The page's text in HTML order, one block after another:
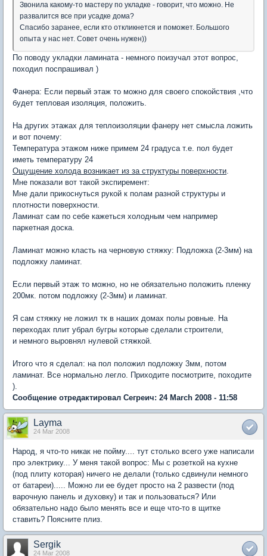
Звонила какому-то мастеру по укладке - говорит, что можно. Не
развалится все при усадке дома?
Спасибо заранее, если кто откликнется и поможет. Большого
опыта у нас нет. Совет очень нужен))
По поводу укладки ламината - немного поизучал этот вопрос,
походил поспрашивал )
Фанера: Если первый этаж то можно для своего спокойствия ,что
будет тепловая изоляция, положить.
На других этажах для теплоизоляции фанеру нет смысла ложить
и вот почему:
Температура этажом ниже примем 24 градуса т.е. пол будет
иметь температуру 24
Ощущение холода возникает из за структуры поверхности.
Мне показали вот такой экспиремент:
Мне дали прикоснуться рукой к полам разной структуры и
плотности поверхности.
Ламинат сам по себе кажеться холодным чем например
паркетная доска.
Ламинат можно класть на черновую стяжку: Подложка (2-3мм) на
подложку ламинат.
Если первый этаж то можно, но не обязательно положить пленку
200мк. потом подложку (2-3мм) и ламинат.
Я сам стяжку не ложил тк в наших домах полы ровные. На
переходах плит убрал бугры которые сделали строители,
и немного выровнял нулевой стяжкой.
Итого что я сделал: на пол положил подложку 3мм, потом
ламинат. Все нормально легло. Приходите посмотрите, походите
).
Сообщение отредактировал Сегреич: 24 March 2008 - 11:58
Layma
24 Mar 2008
Народ, я что-то никак не пойму.... тут столько всего уже написали
про электрику... У меня такой вопрос: Мы с розеткой на кухне
(под плиту которая) ничего не делали (только сдвинули немного
от батареи)..... Можно ли ее будет просто на 2 развести (под
варочную панель и духовку) и так и пользоваться? Или
обязательно надо было менять все и еще что-то в щитке
ставить? Поясните плиз.
Sergik
24 Mar 2008